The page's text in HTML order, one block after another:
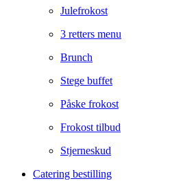
Julefrokost
3 retters menu
Brunch
Stege buffet
Påske frokost
Frokost tilbud
Stjerneskud
Catering bestilling